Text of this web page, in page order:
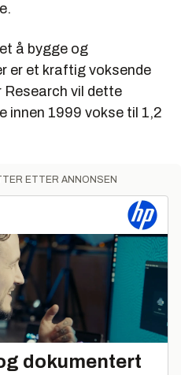
å bygge og
er et kraftig voksende
Research vil dette
innen 1999 vokse til 1,2
ETTER ANNONSEN
dokumentert